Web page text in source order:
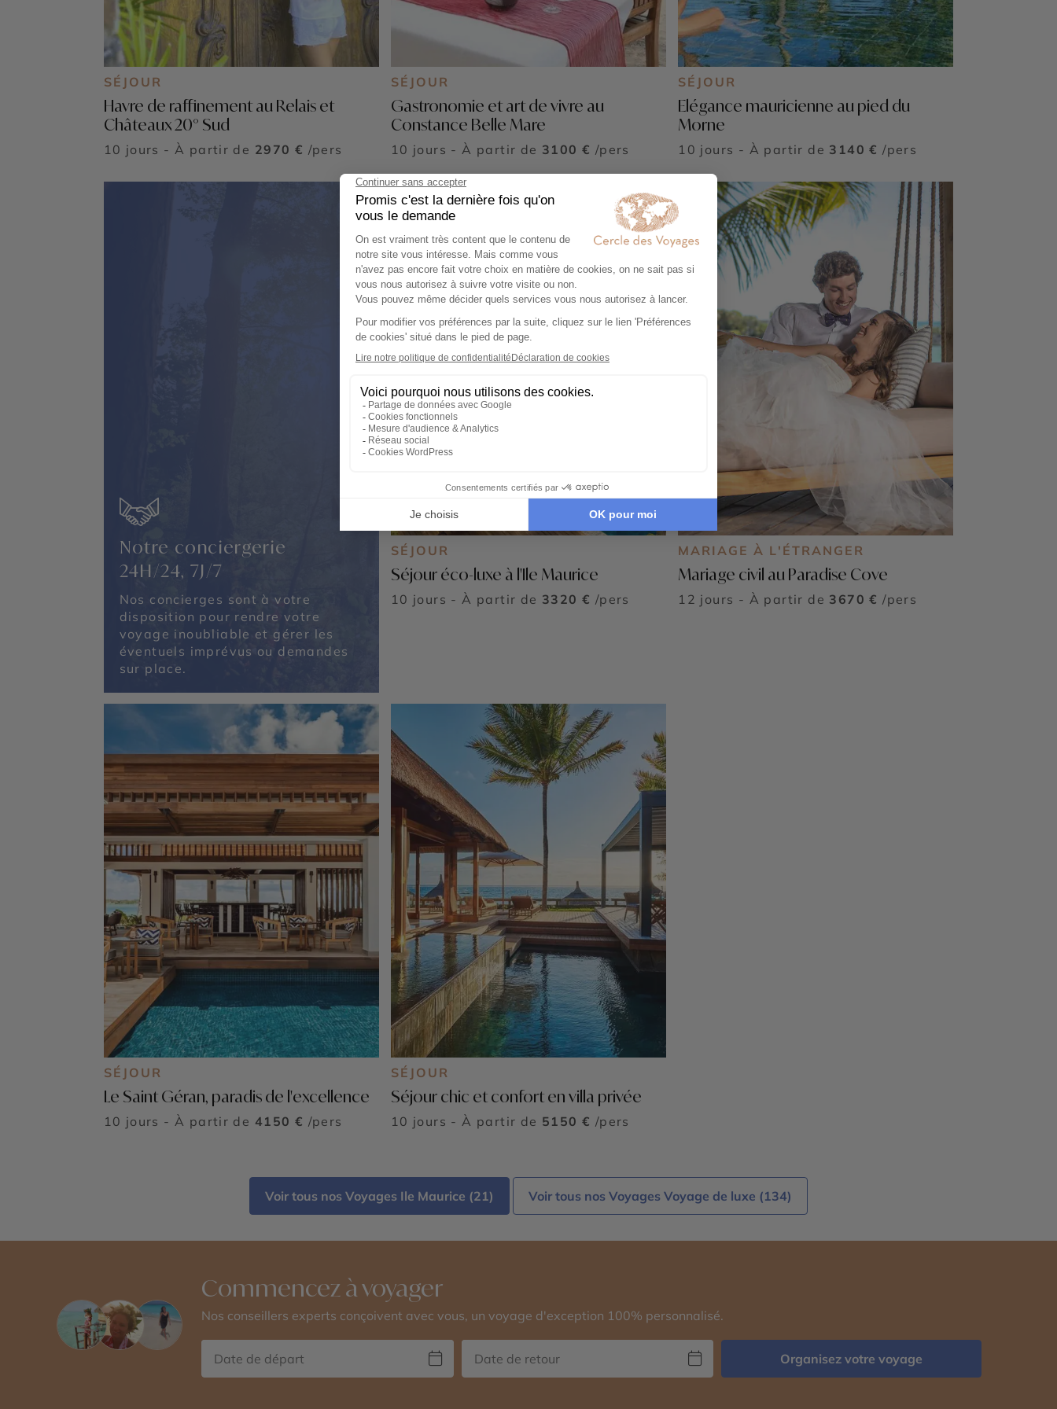
SÉJOUR
Havre de raffinement au Relais et
Châteaux 20° Sud
10 jours - À partir de 2970 € /pers
SÉJOUR
Gastronomie et art de vivre au
Constance Belle Mare
10 jours - À partir de 3100 € /pers
SÉJOUR
Elégance mauricienne au pied du
Morne
10 jours - À partir de 3140 € /pers
Notre conciergerie
24H/24, 7J/7
Nos concierges sont à votre
disposition pour rendre votre
voyage inoubliable et gérer les
éventuels imprévus ou demandes
sur place.
SÉJOUR
Séjour éco-luxe à l'Ile Maurice
10 jours - À partir de 3320 € /pers
MARIAGE À L'ÉTRANGER
Mariage civil au Paradise Cove
12 jours - À partir de 3670 € /pers
SÉJOUR
Le Saint Géran, paradis de l'excellence
10 jours - À partir de 4150 € /pers
SÉJOUR
Séjour chic et confort en villa privée
10 jours - À partir de 5150 € /pers
Voir tous nos Voyages Ile Maurice (21) Voir tous nos Voyages Voyage de luxe (134)
Commencez à voyager
Nos conseillers experts conçoivent avec vous, un voyage d'exception 100% personnalisé.
Organisez votre voyage